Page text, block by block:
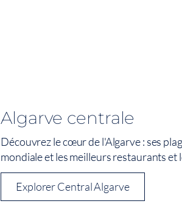
Algarve centrale
Découvrez le cœur de l'Algarve : ses
mondiale et les meilleurs restaurants et
Explorer Central Algarve